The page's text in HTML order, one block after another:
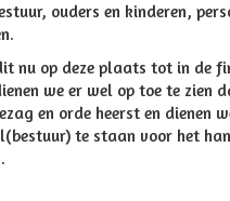
ouders en kinderen,
nu op deze plaats tot in de
we er wel op toe te zien
en orde heerst en dienen
te staan voor het